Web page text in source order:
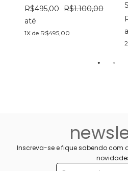
R$495,00 R$1.100,00
até
1X de R$495,00
Inscreva-se e fique sabendo com